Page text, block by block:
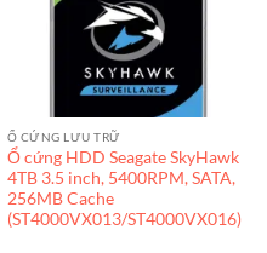
Ổ CỨNG LƯU TRỮ
Ổ cứng HDD Seagate SkyHawk
4TB 3.5 inch, 5400RPM, SATA,
256MB Cache
(ST4000VX013/ST4000VX016)